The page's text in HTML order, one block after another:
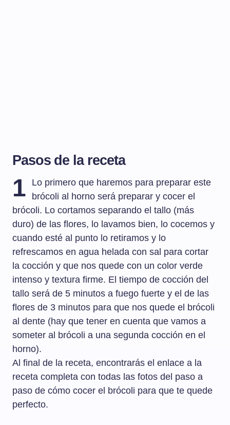
Pasos de la receta
1
Lo primero que haremos para preparar este
brócoli al horno será preparar y cocer el
brócoli. Lo cortamos separando el tallo (más
duro) de las flores, lo lavamos bien, lo cocemos y
cuando esté al punto lo retiramos y lo
refrescamos en agua helada con sal para cortar
la cocción y que nos quede con un color verde
intenso y textura firme. El tiempo de cocción del
tallo será de 5 minutos a fuego fuerte y el de las
flores de 3 minutos para que nos quede el brócoli
al dente (hay que tener en cuenta que vamos a
someter al brócoli a una segunda cocción en el
horno).
Al final de la receta, encontrarás el enlace a la
receta completa con todas las fotos del paso a
paso de cómo cocer el brócoli para que te quede
perfecto.